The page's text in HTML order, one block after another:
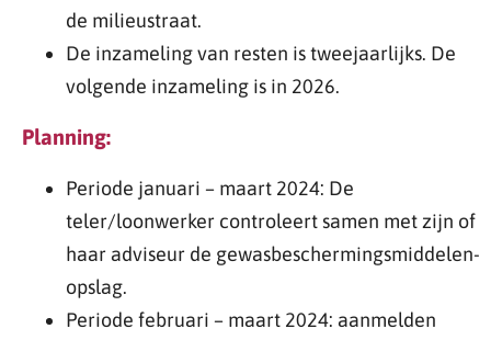
de milieustraat.
De inzameling van resten is tweejaarlijks. De
volgende inzameling is in 2026.
Planning:
Periode januari – maart 2024: De
teler/loonwerker controleert samen met zijn of
haar adviseur de gewasbeschermingsmiddelen-
opslag.
Periode februari – maart 2024: aanmelden